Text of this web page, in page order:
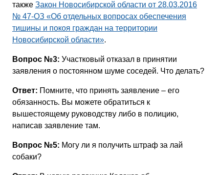
также Закон Новосибирской области от 28.03.2016
№ 47-ОЗ «Об отдельных вопросах обеспечения
тишины и покоя граждан на территории
Новосибирской области».
Вопрос №3: Участковый отказал в принятии
заявления о постоянном шуме соседей. Что делать?
Ответ: Помните, что принять заявление – его
обязанность. Вы можете обратиться к
вышестоящему руководству либо в полицию,
написав заявление там.
Вопрос №5: Могу ли я получить штраф за лай
собаки?